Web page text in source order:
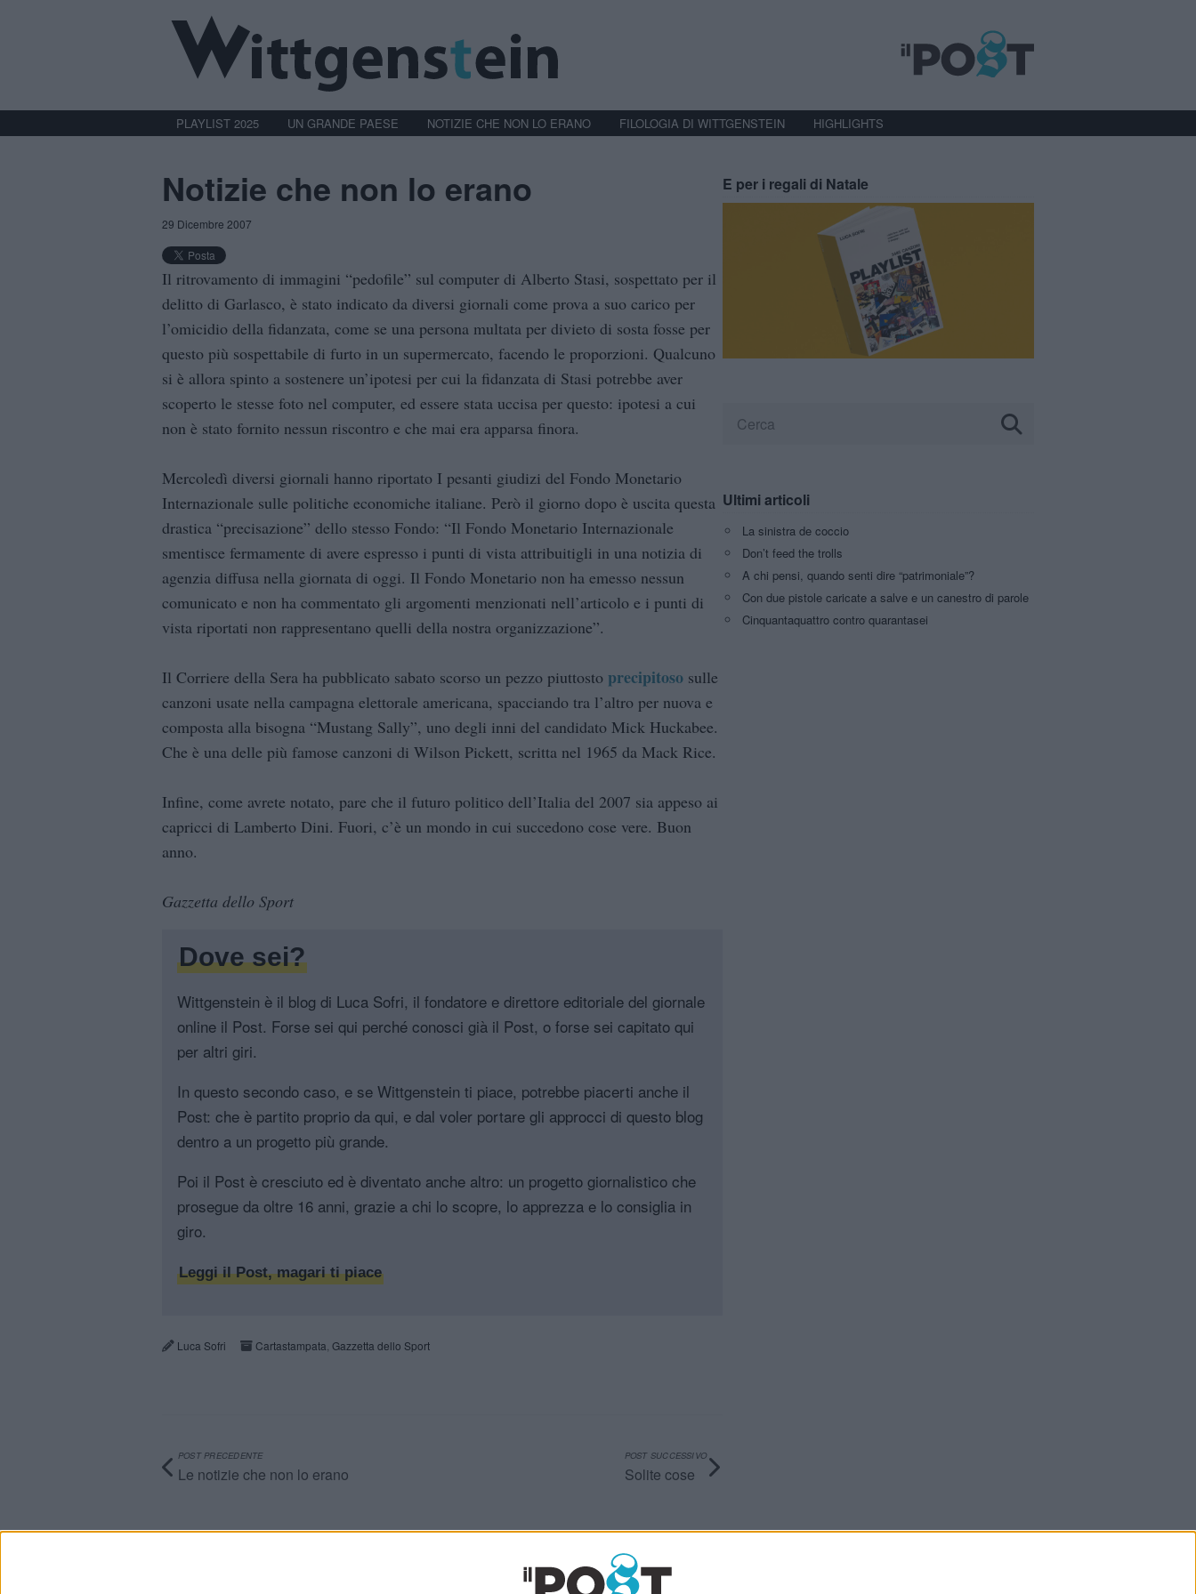
PLAYLIST 2025 UN GRANDE PAESE NOTIZIE CHE NON LO ERANO FILOLOGIA DI WITTGENSTEIN HIGHLIGHTS
Notizie che non lo erano
29 Dicembre 2007
Il ritrovamento di immagini “pedofile” sul computer di Alberto Stasi, sospettato per il
delitto di Garlasco, è stato indicato da diversi giornali come prova a suo carico per
l’omicidio della fidanzata, come se una persona multata per divieto di sosta fosse per
questo più sospettabile di furto in un supermercato, facendo le proporzioni. Qualcuno
si è allora spinto a sostenere un’ipotesi per cui la fidanzata di Stasi potrebbe aver
scoperto le stesse foto nel computer, ed essere stata uccisa per questo: ipotesi a cui
non è stato fornito nessun riscontro e che mai era apparsa finora.
Mercoledì diversi giornali hanno riportato I pesanti giudizi del Fondo Monetario
Internazionale sulle politiche economiche italiane. Però il giorno dopo è uscita questa
drastica “precisazione” dello stesso Fondo: “Il Fondo Monetario Internazionale
smentisce fermamente di avere espresso i punti di vista attribuitigli in una notizia di
agenzia diffusa nella giornata di oggi. Il Fondo Monetario non ha emesso nessun
comunicato e non ha commentato gli argomenti menzionati nell’articolo e i punti di
vista riportati non rappresentano quelli della nostra organizzazione”.
Il Corriere della Sera ha pubblicato sabato scorso un pezzo piuttosto precipitoso sulle
canzoni usate nella campagna elettorale americana, spacciando tra l’altro per nuova e
composta alla bisogna “Mustang Sally”, uno degli inni del candidato Mick Huckabee.
Che è una delle più famose canzoni di Wilson Pickett, scritta nel 1965 da Mack Rice.
Infine, come avrete notato, pare che il futuro politico dell’Italia del 2007 sia appeso ai
capricci di Lamberto Dini. Fuori, c’è un mondo in cui succedono cose vere. Buon
anno.
Gazzetta dello Sport
Dove sei?
Wittgenstein è il blog di Luca Sofri, il fondatore e direttore editoriale del giornale
online il Post. Forse sei qui perché conosci già il Post, o forse sei capitato qui
per altri giri.
In questo secondo caso, e se Wittgenstein ti piace, potrebbe piacerti anche il
Post: che è partito proprio da qui, e dal voler portare gli approcci di questo blog
dentro a un progetto più grande.
Poi il Post è cresciuto ed è diventato anche altro: un progetto giornalistico che
prosegue da oltre 16 anni, grazie a chi lo scopre, lo apprezza e lo consiglia in
giro.
Leggi il Post, magari ti piace
Luca Sofri Cartastampata Gazzetta dello Sport
POST PRECEDENTE
Le notizie che non lo erano
POST SUCCESSIVO
Solite cose
E per i regali di Natale
Ultimi articoli
La sinistra de coccio
Don’t feed the trolls
A chi pensi, quando senti dire “patrimoniale”?
Con due pistole caricate a salve e un canestro di parole
Cinquantaquattro contro quarantasei
Ultimi articoli